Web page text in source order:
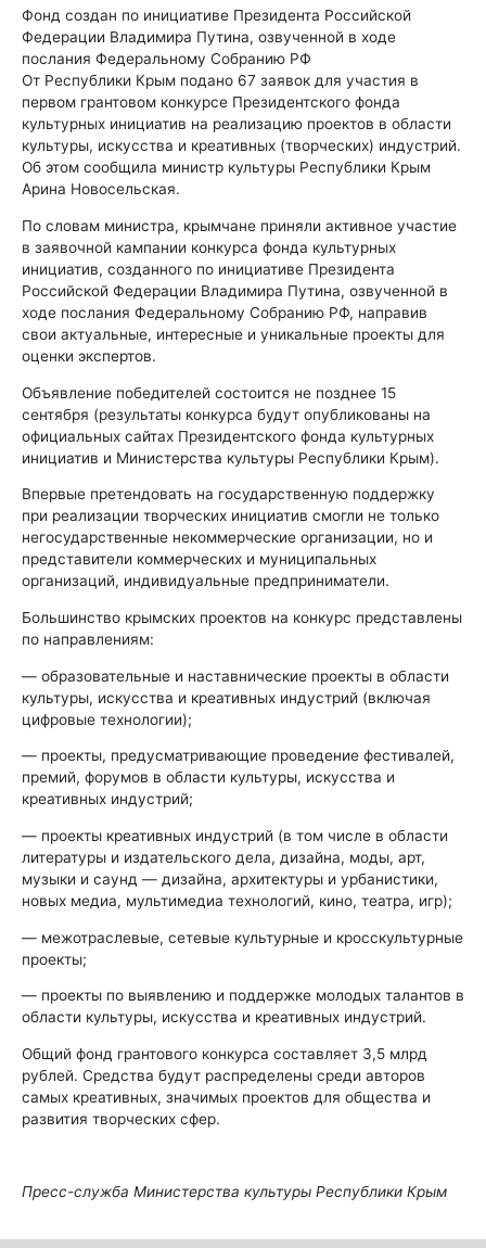
Фонд создан по инициативе Президента Российской
Федерации Владимира Путина, озвученной в ходе
послания Федеральному Собранию РФ
От Республики Крым подано 67 заявок для участия в
первом грантовом конкурсе Президентского фонда
культурных инициатив на реализацию проектов в области
культуры, искусства и креативных (творческих) индустрий.
Об этом сообщила министр культуры Республики Крым
Арина Новосельская.
По словам министра, крымчане приняли активное участие
в заявочной кампании конкурса фонда культурных
инициатив, созданного по инициативе Президента
Российской Федерации Владимира Путина, озвученной в
ходе послания Федеральному Собранию РФ, направив
свои актуальные, интересные и уникальные проекты для
оценки экспертов.
Объявление победителей состоится не позднее 15
сентября (результаты конкурса будут опубликованы на
официальных сайтах Президентского фонда культурных
инициатив и Министерства культуры Республики Крым).
Впервые претендовать на государственную поддержку
при реализации творческих инициатив смогли не только
негосударственные некоммерческие организации, но и
представители коммерческих и муниципальных
организаций, индивидуальные предприниматели.
Большинство крымских проектов на конкурс представлены
по направлениям:
— образовательные и наставнические проекты в области
культуры, искусства и креативных индустрий (включая
цифровые технологии);
— проекты, предусматривающие проведение фестивалей,
премий, форумов в области культуры, искусства и
креативных индустрий;
— проекты креативных индустрий (в том числе в области
литературы и издательского дела, дизайна, моды, арт,
музыки и саунд — дизайна, архитектуры и урбанистики,
новых медиа, мультимедиа технологий, кино, театра, игр);
— межотраслевые, сетевые культурные и кросскультурные
проекты;
— проекты по выявлению и поддержке молодых талантов в
области культуры, искусства и креативных индустрий.
Общий фонд грантового конкурса составляет 3,5 млрд
рублей. Средства будут распределены среди авторов
самых креативных, значимых проектов для общества и
развития творческих сфер.
Пресс-служба Министерства культуры Республики Крым